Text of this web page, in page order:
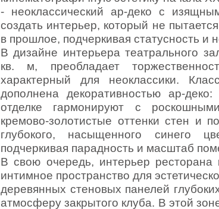
- неоклассический ар-деко с
создать интерьер, который не
в прошлое, подчеркивая статусность и
В дизайне интерьера театрального
кв. м, преобладает
характерный для неоклассики.
дополнена декоративностью ар-
отделке гармонируют с
кремово-золотистые оттенки стен и
глубокого, насыщенного синего
подчеркивая парадность и масштаб
В свою очередь, интерьер
интимное пространство для
деревянных стеновых панелей
атмосферу закрытого клуба. В этой